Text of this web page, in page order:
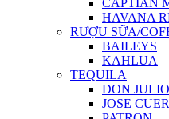
CAPTIAN
HAVANA
RƯỢU SỮA/
BAILEYS
KAHLUA
TEQUILA
DON JULIO
JOSE